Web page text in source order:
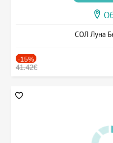
СОЛ Луна
-15%
41.42€